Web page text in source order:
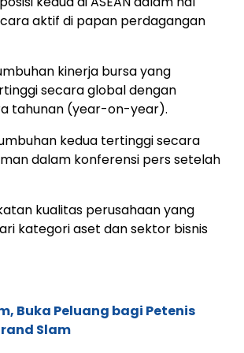
aktif di papan perdagangan
kinerja bursa yang
secara global dengan
tahunan (year-on-year).
kedua tertinggi secara
dalam konferensi pers setelah
kualitas perusahaan yang
kategori aset dan sektor bisnis
Buka Peluang bagi Petenis
Slam